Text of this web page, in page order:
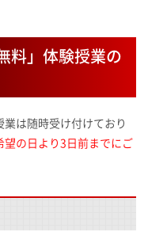
料」体験授業の
は随時受け付けており
の日より3日前までにご